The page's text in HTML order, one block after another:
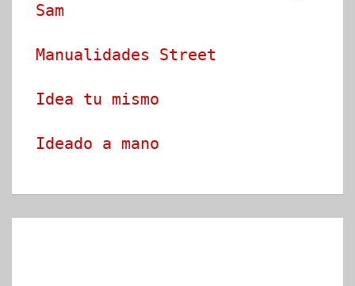
Sam
Manualidades Street
Idea tu mismo
Ideado a mano